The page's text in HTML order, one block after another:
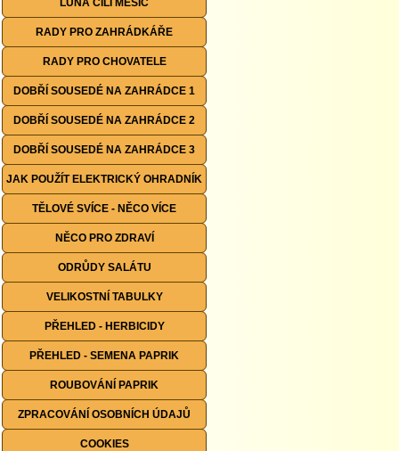
LUNA ČILI MĚSÍC
RADY PRO ZAHRÁDKÁŘE
RADY PRO CHOVATELE
DOBŘÍ SOUSEDÉ NA ZAHRÁDCE 1
DOBŘÍ SOUSEDÉ NA ZAHRÁDCE 2
DOBŘÍ SOUSEDÉ NA ZAHRÁDCE 3
JAK POUŽÍT ELEKTRICKÝ OHRADNÍK
TĚLOVÉ SVÍCE - NĚCO VÍCE
NĚCO PRO ZDRAVÍ
ODRŮDY SALÁTU
VELIKOSTNÍ TABULKY
PŘEHLED - HERBICIDY
PŘEHLED - SEMENA PAPRIK
ROUBOVÁNÍ PAPRIK
ZPRACOVÁNÍ OSOBNÍCH ÚDAJŮ
COOKIES